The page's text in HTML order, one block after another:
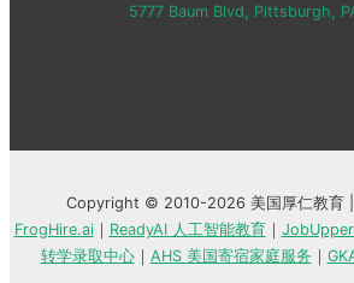
5777 Baum Blvd, Pittsburgh,
Copyright © 2010-2026 美国厚仁教育 |
FrogHire.ai｜ ReadyAI 人工智能教育｜
转学录取中心｜ AHS 美国寄宿家庭服务 ｜